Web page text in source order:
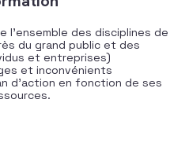
l’ensemble des disciplines de
du grand public et des
et entreprises)
et inconvénients
d’action en fonction de ses